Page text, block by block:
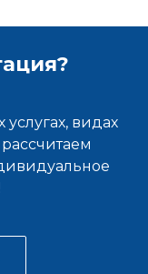
видах